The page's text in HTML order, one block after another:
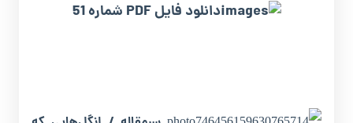
دانلود فایل PDF شماره 51